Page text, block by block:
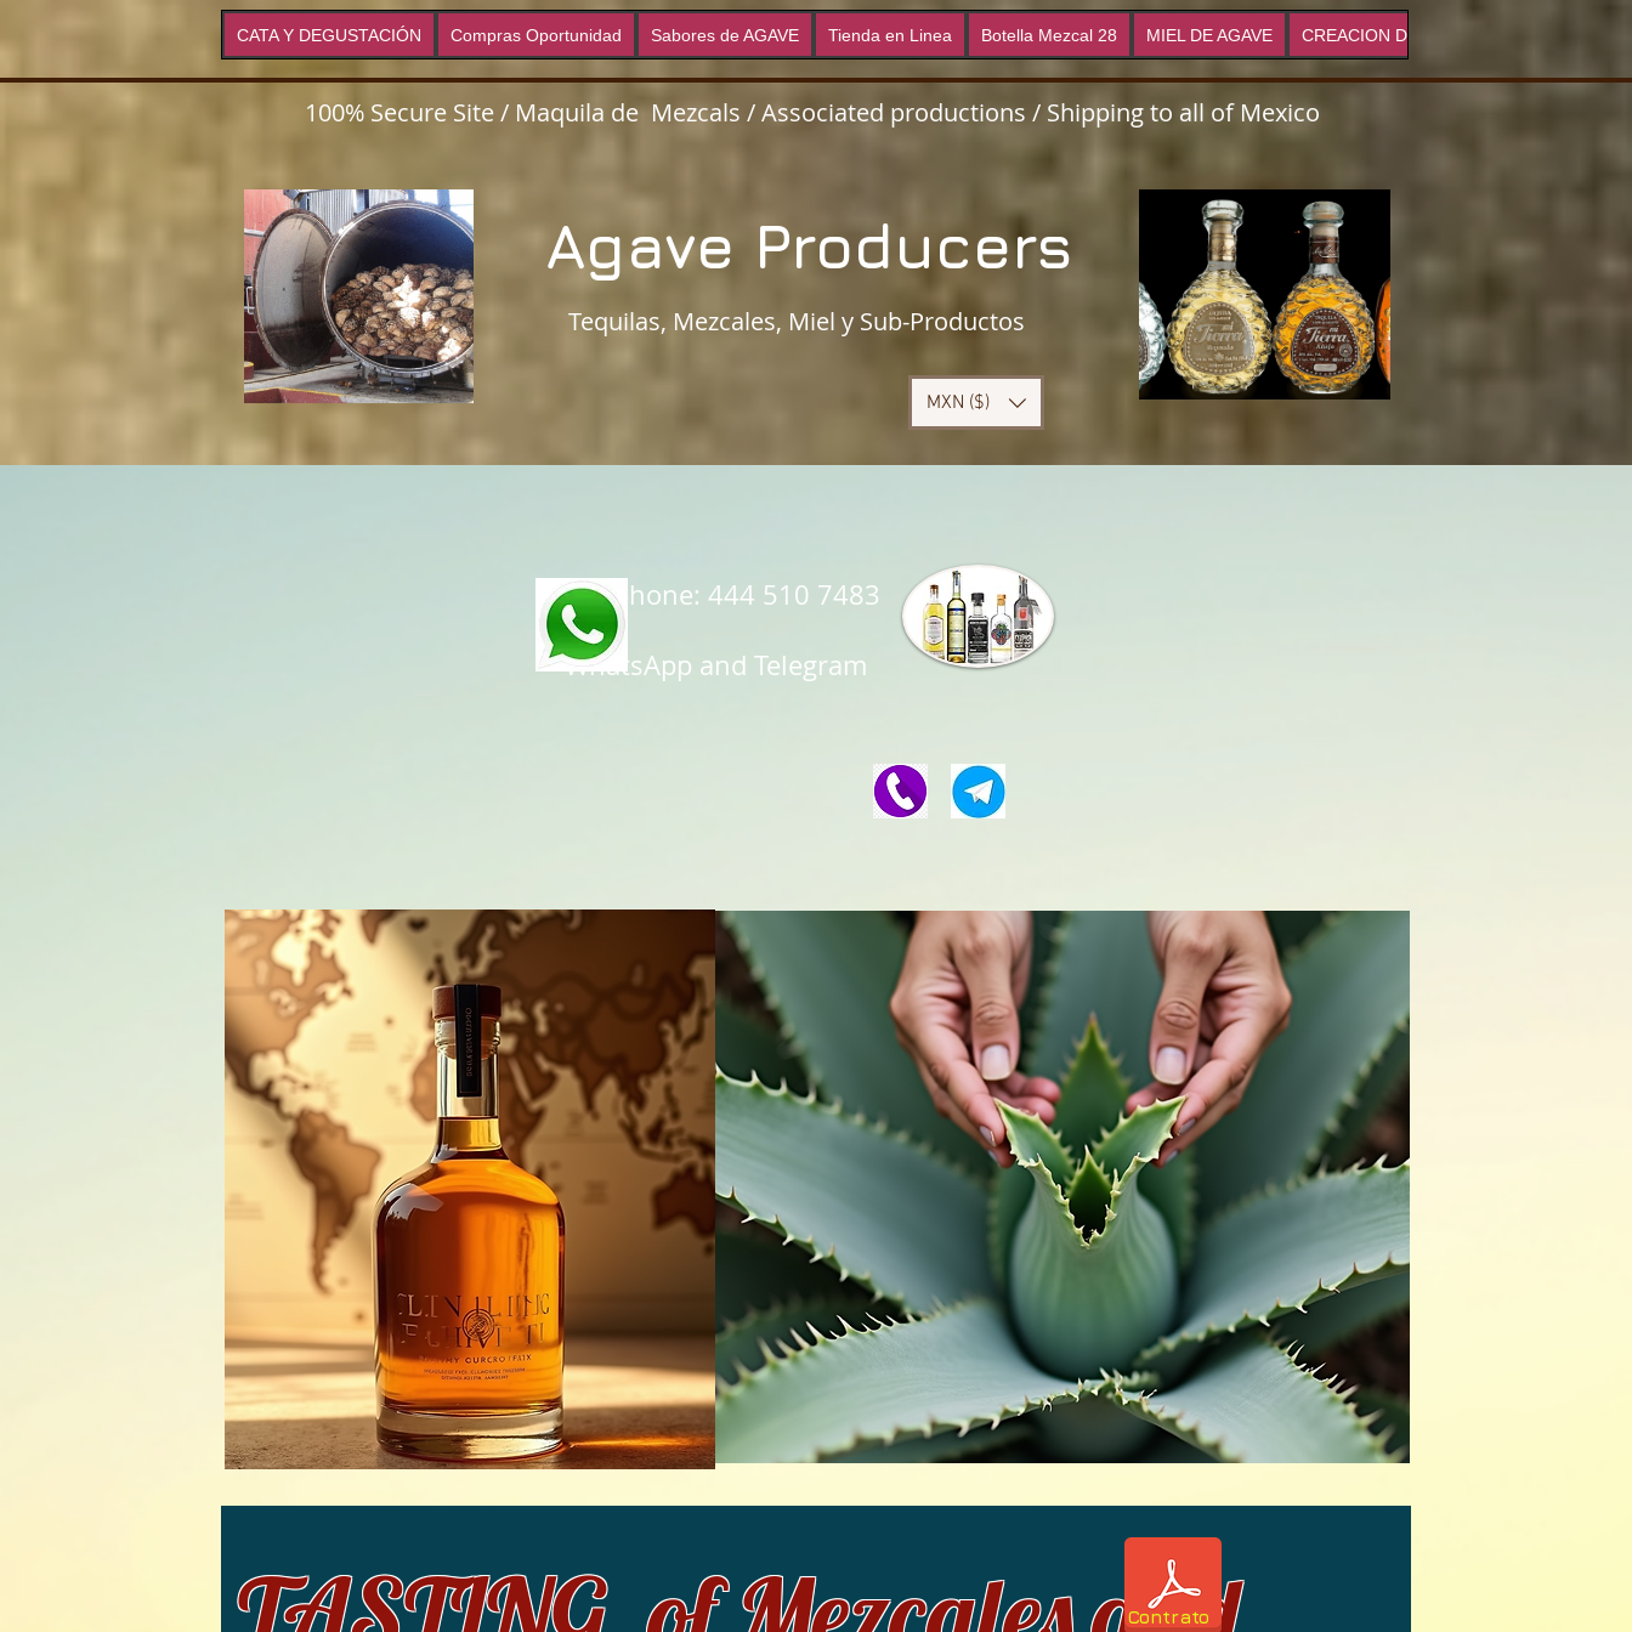
CATA Y DEGUSTACIÓN Compras Oportunidad Sabores de AGAVE Tienda en Linea Botella Mezcal 28 MIEL DE AGAVE CREACION DE MARCAS
100% Secure Site / Maquila de Mezcals / Associated productions / Shipping to all of Mexico
Agave Producers
Tequilas, Mezcales, Miel y Sub-Productos
MXN ($)
Telephone: 444 510 7483
WhatsApp and Telegram
Contrato